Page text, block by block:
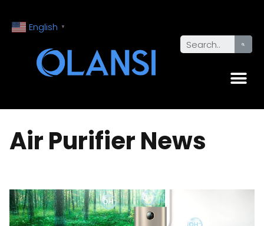
English ▼
Air Purifier News